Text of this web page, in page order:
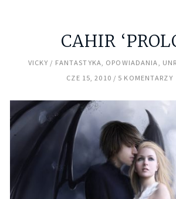
CAHIR
VICKY FANTASTYKA, OPOWIADANIA,
CZE 15, 2010
5 KOMENTARZY